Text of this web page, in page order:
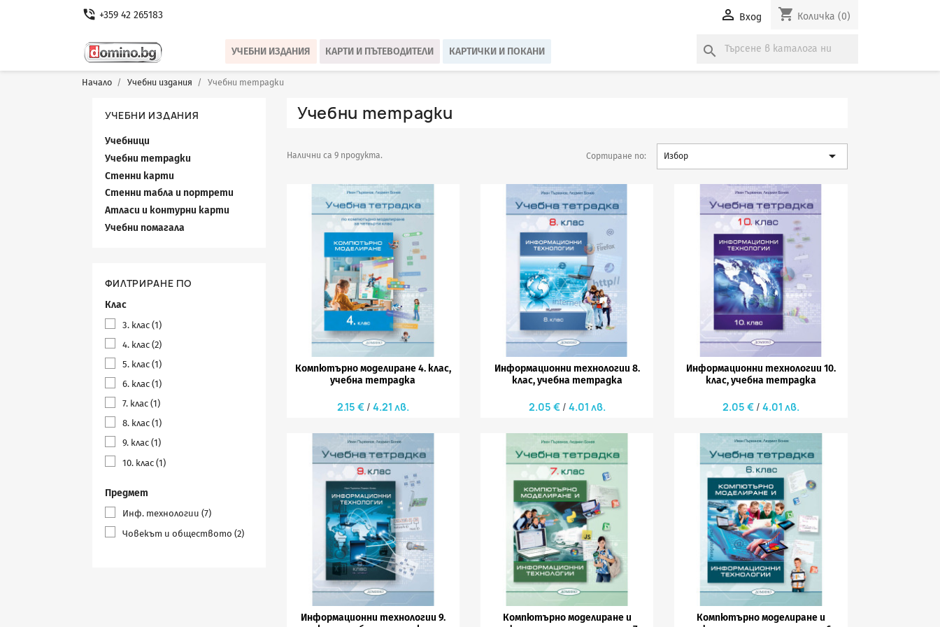
phone_in_talk +359 42 265183  Вход shopping_cart Количка (0)
УЧЕБНИ ИЗДАНИЯ КАРТИ И ПЪТЕВОДИТЕЛИ КАРТИЧКИ И ПОКАНИ search
Начало Учебни издания Учебни тетрадки
УЧЕБНИ ИЗДАНИЯ
Учебници
Учебни тетрадки
Стенни карти
Стенни табла и портрети
Атласи и контурни карти
Учебни помагала
ФИЛТРИРАНЕ ПО
Клас
3. клас(1)
4. клас(2)
5. клас(1)
6. клас(1)
7. клас(1)
8. клас(1)
9. клас(1)
10. клас(1)
Предмет
Инф. технологии(7)
Човекът и обществото(2)
Учебни тетрадки
Налични са 9 продукта. Сортиране по: Избор 
Компютърно моделиране 4. клас,
учебна тетрадка
2.15 € 4.21 лв.
Бърз преглед
Информационни технологии 8.
клас, учебна тетрадка
2.05 € 4.01 лв.
Бърз преглед
Информационни технологии 10.
клас, учебна тетрадка
2.05 € 4.01 лв.
Бърз преглед
Информационни технологии 9.
Компютърно моделиране и
Компютърно моделиране и